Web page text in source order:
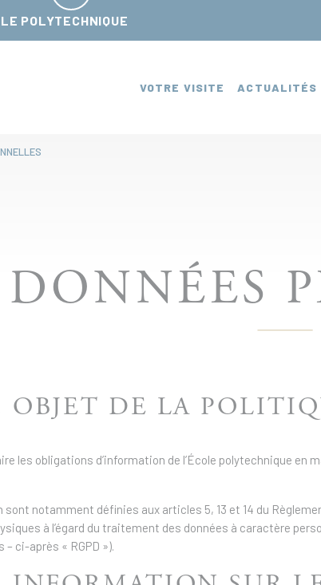
POLYTECHNIQUE
VOTRE VISITE ACTUALITÉS
DONNÉES
OBJET DE LA
les obligations d’information de l’École polytechnique
notamment définies aux articles 5, 13 et 14 du
à l’égard du traitement des données à caractère
ci-après « RGPD »).